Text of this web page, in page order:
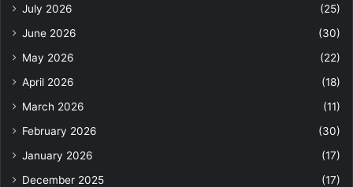
July 2026
(25)
June 2026
(30)
May 2026
(22)
April 2026
(18)
March 2026
(11)
February 2026
(30)
January 2026
(17)
December 2025
(17)